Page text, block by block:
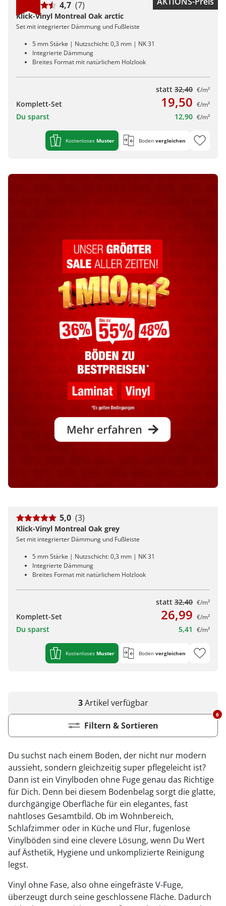
4,7 (7)
Klick-Vinyl Montreal Oak arctic
Set mit integrierter Dämmung und Fußleiste
5 mm Stärke | Nutzschicht: 0,3 mm | NK 31
Integrierte Dämmung
Breites Format mit natürlichem Holzlook
statt 32,40 €/m²
Komplett-Set 19,50 €/m²
Du sparst 12,90 €/m²
Kostenloses Muster Boden vergleichen
5,0 (3)
Klick-Vinyl Montreal Oak grey
Set mit integrierter Dämmung und Fußleiste
5 mm Stärke | Nutzschicht: 0,3 mm | NK 31
Integrierte Dämmung
Breites Format mit natürlichem Holzlook
statt 32,40 €/m²
Komplett-Set 26,99 €/m²
Du sparst 5,41 €/m²
Kostenloses Muster Boden vergleichen
3Artikel verfügbar
Filtern & Sortieren
6
Du suchst nach einem Boden, der nicht nur modern
aussieht, sondern gleichzeitig super pflegeleicht ist?
Dann ist ein Vinylboden ohne Fuge genau das Richtige
für Dich. Denn bei diesem Bodenbelag sorgt die glatte,
durchgängige Oberfläche für ein elegantes, fast
nahtloses Gesamtbild. Ob im Wohnbereich,
Schlafzimmer oder in Küche und Flur, fugenlose
Vinylböden sind eine clevere Lösung, wenn Du Wert
auf Ästhetik, Hygiene und unkomplizierte Reinigung
legst.
Vinyl ohne Fase, also ohne eingefräste V-Fuge,
überzeugt durch seine geschlossene Fläche. Dadurch